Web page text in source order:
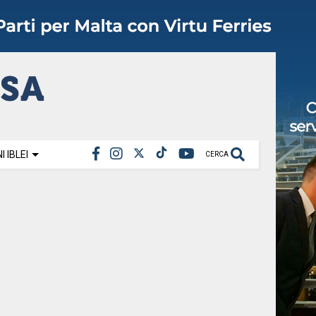
CERCA
IBLEI